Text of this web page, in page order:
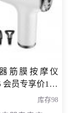
筋膜按摩仪
会员专享价168
库存98